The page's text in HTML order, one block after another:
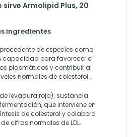
sirve Armolipid Plus, 20
ingredientes
de especies como
capacidad para favorecer el
plasmáticos y contribuir al
normales de colesterol.
levadura roja): sustancia
que interviene en
de colesterol y colabora
cifras normales de LDL.